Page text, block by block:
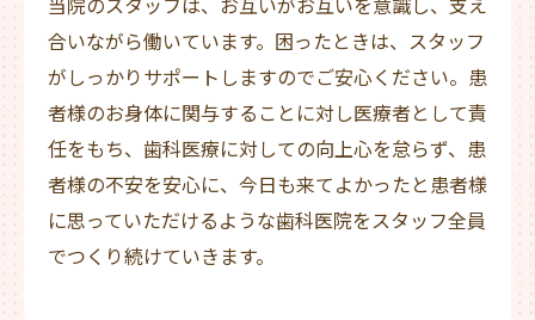
合いながら働いています。困ったときは、スタッフ
がしっかりサポートしますのでご安心ください。患
者様のお身体に関与することに対し医療者として責
任をもち、歯科医療に対しての向上心を怠らず、患
者様の不安を安心に、今日も来てよかったと患者様
に思っていただけるような歯科医院をスタッフ全員
でつくり続けていきます。